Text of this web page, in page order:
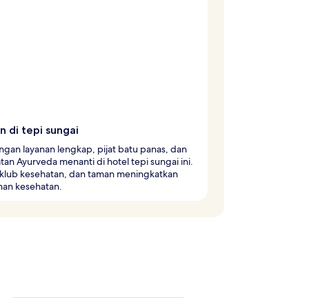
di tepi sungai
layanan lengkap, pijat batu panas, dan
Ayurveda menanti di hotel tepi sungai ini.
kesehatan, dan taman meningkatkan
kesehatan.